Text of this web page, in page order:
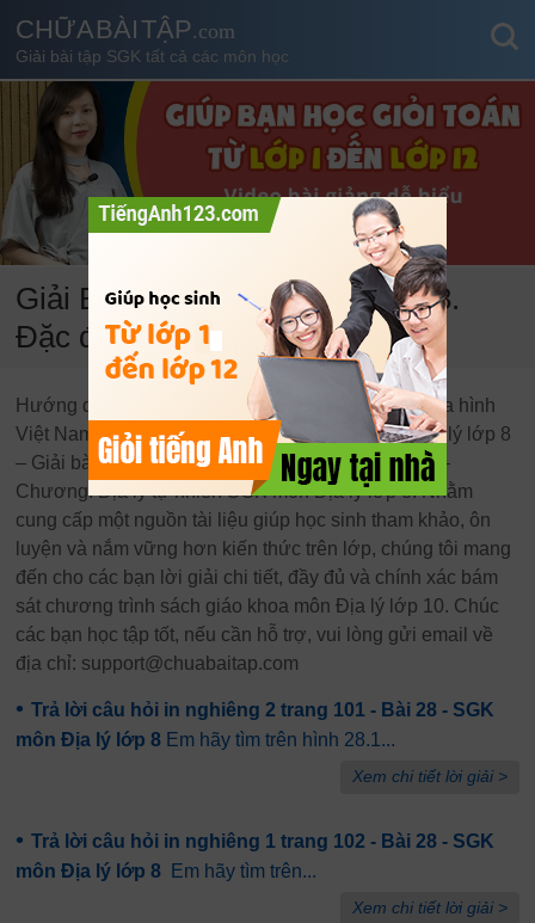
CHỮA BÀI TẬP.com
Giải bài tập SGK tất cả các môn học
Giải Bài tập SGK Địa lý 8 Bài 28.
Đặc điểm địa hình Việt Nam
Hướng dẫn giải chi tiết bài tập Bài 28. Đặc điểm địa hình
Việt Nam – Chương: Địa lý tự nhiên SGK môn Địa lý lớp 8
– Giải bài tập Bài 28. Đặc điểm địa hình Việt Nam –
Chương: Địa lý tự nhiên SGK môn Địa lý lớp 8. Nhằm
cung cấp một nguồn tài liệu giúp học sinh tham khảo, ôn
luyện và nắm vững hơn kiến thức trên lớp, chúng tôi mang
đến cho các bạn lời giải chi tiết, đầy đủ và chính xác bám
sát chương trình sách giáo khoa môn Địa lý lớp 10. Chúc
các bạn học tập tốt, nếu cần hỗ trợ, vui lòng gửi email về
địa chỉ: support@chuabaitap.com
• Trả lời câu hỏi in nghiêng 2 trang 101 - Bài 28 - SGK
môn Địa lý lớp 8 Em hãy tìm trên hình 28.1...
Xem chi tiết lời giải >
• Trả lời câu hỏi in nghiêng 1 trang 102 - Bài 28 - SGK
môn Địa lý lớp 8
Em hãy tìm trên...
Xem chi tiết lời giải >